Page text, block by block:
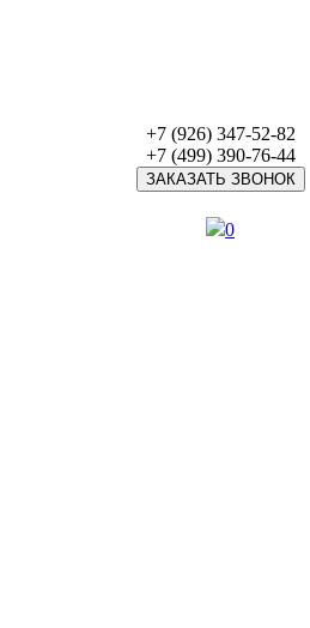
+7 (926) 347-52-82
+7 (499) 390-76-44
ЗАКАЗАТЬ ЗВОНОК
0